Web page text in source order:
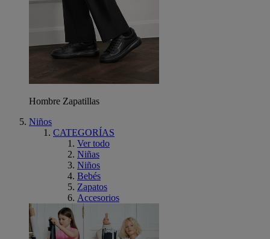
Hombre Zapatillas
Niños
CATEGORÍAS
Ver todo
Niñas
Niños
Bebés
Zapatos
Accesorios